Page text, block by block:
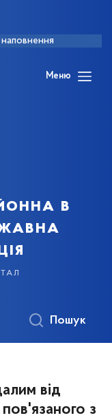
наповнення
Меню
в
Пошук
від
з